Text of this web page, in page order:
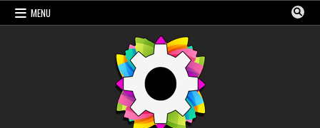
Skip
MENU